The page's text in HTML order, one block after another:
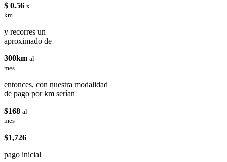
$ 0.56 x
km
y recorres un
aproximado de
300km al
mes
entonces, con nuestra modalidad
de pago por km serían
$168 al
mes
$1,726
pago inicial